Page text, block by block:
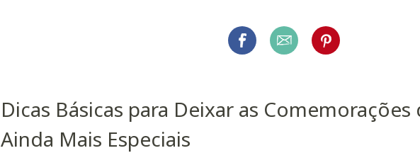
Dicas Básicas para Deixar as
Ainda Mais Especiais